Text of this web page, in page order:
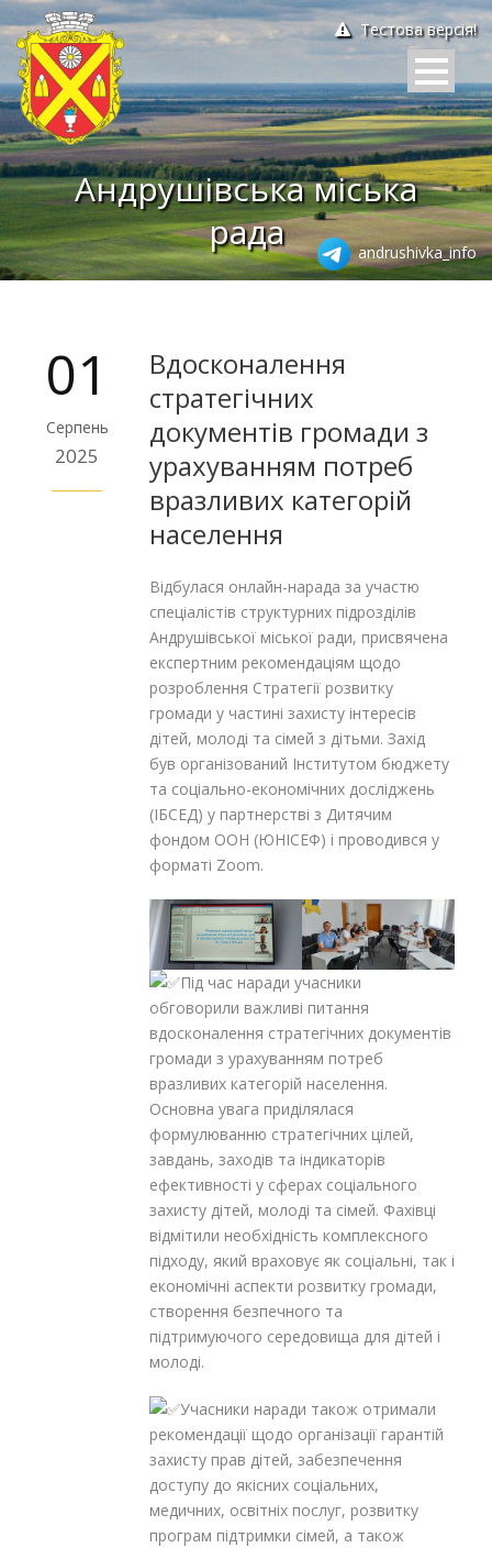
Тестова версія!
Андрушівська міська
рада
andrushivka_info
01
Серпень
2025
Вдосконалення
стратегічних
документів громади з
урахуванням потреб
вразливих категорій
населення
Відбулася онлайн-нарада за участю
спеціалістів структурних підрозділів
Андрушівської міської ради, присвячена
експертним рекомендаціям щодо
розроблення Стратегії розвитку
громади у частині захисту інтересів
дітей, молоді та сімей з дітьми. Захід
був організований Інститутом бюджету
та соціально-економічних досліджень
(ІБСЕД) у партнерстві з Дитячим
фондом ООН (ЮНІСЕФ) і проводився у
форматі Zoom.
Під час наради учасники
обговорили важливі питання
вдосконалення стратегічних документів
громади з урахуванням потреб
вразливих категорій населення.
Основна увага приділялася
формулюванню стратегічних цілей,
завдань, заходів та індикаторів
ефективності у сферах соціального
захисту дітей, молоді та сімей. Фахівці
відмітили необхідність комплексного
підходу, який враховує як соціальні, так і
економічні аспекти розвитку громади,
створення безпечного та
підтримуючого середовища для дітей і
молоді.
Учасники наради також отримали
рекомендації щодо організації гарантій
захисту прав дітей, забезпечення
доступу до якісних соціальних,
медичних, освітніх послуг, розвитку
програм підтримки сімей, а також